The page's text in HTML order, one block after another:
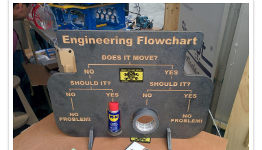
KONSTRUKČNÍ MATERIÁLY
KONSTRUKCE
BEZPEČNOST STROJŮ